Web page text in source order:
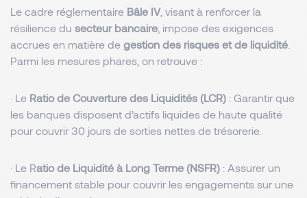
Le cadre réglementaire Bâle IV, visant à renforcer la
résilience du secteur bancaire , impose des exigences
accrues en matière de gestion des risques et de liquidité
Parmi les mesures phares, on retrouve :
· Le Ratio de Couverture des Liquidités (LCR) : Garantir que
les banques disposent d’actifs liquides de haute qualité
pour couvrir 30 jours de sorties nettes de trésorerie.
· Le Ratio de Liquidité à Long Terme (NSFR) : Assurer un
financement stable pour couvrir les engagements sur une